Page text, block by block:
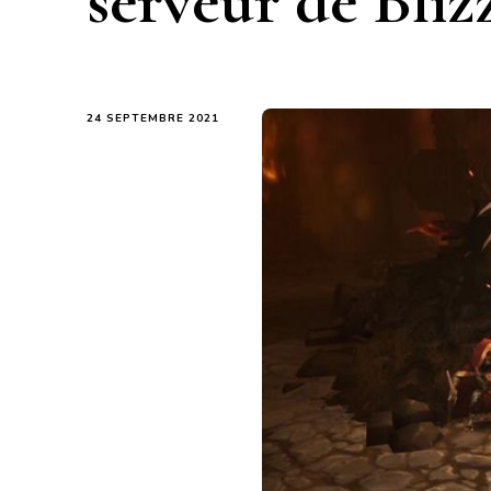
24 SEPTEMBRE 2021